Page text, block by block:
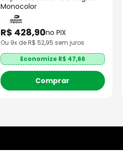
Monocolor
R$ 428,90no PIX
Ou 9x de R$52,95 sem juros
Economize R$ 47,66
Comprar